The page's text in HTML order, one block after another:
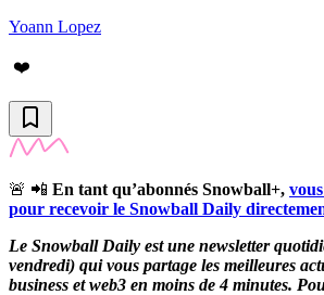
Yoann Lopez
❤️
🚨 📲 En tant qu’abonnés Snowball+,
pour recevoir le Snowball Daily
Le Snowball Daily est une newsletter
vendredi) qui vous partage les meilleures
business et web3 en moins de 4 minutes.